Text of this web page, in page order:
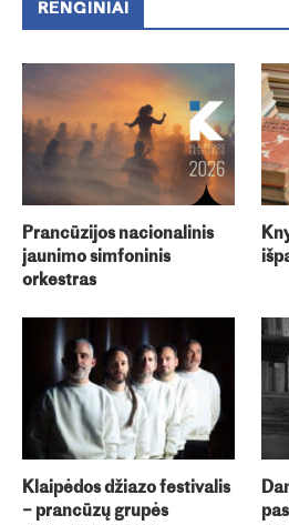
RENGINIAI
Prancūzijos nacionalinis
jaunimo simfoninis
orkestras
Klaipėdos džiazo festivalis
– prancūzų grupės